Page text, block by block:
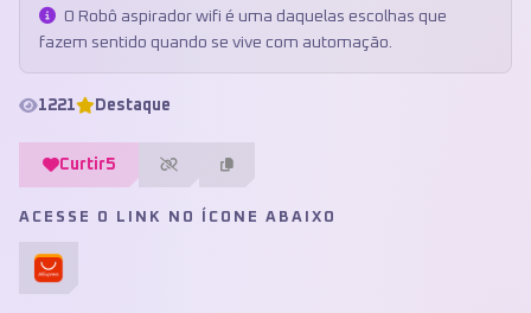
O Robô aspirador wifi é uma daquelas escolhas que
fazem sentido quando se vive com automação.
1221 Destaque
Curtir5
ACESSE O LINK NO ÍCONE ABAIXO